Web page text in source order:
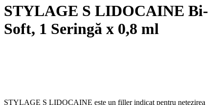
STYLAGE S LIDOCAINE Bi-
Soft, 1 Seringă x 0,8 ml
STYLAGE S LIDOCAINE este un filler indicat pentru netezirea